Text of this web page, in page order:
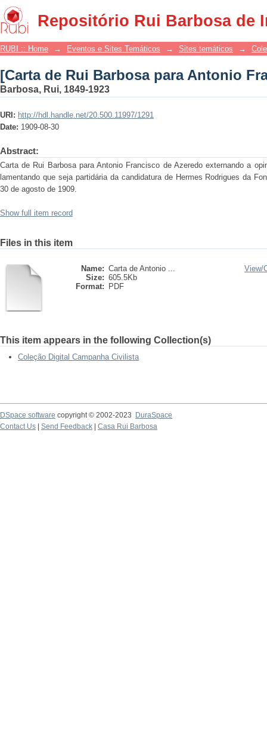
Repositório Rui Barbosa de
[Carta de Rui Barbosa para Antonio
RUBI :: Home → Eventos e Sites Temáticos → Sites temáticos →
[Carta de Rui Barbosa para Antonio
Barbosa, Rui, 1849-1923
URI: http://hdl.handle.net/20.500.11997/1291
Date: 1909-08-30
Abstract:
Carta de Rui Barbosa para Antonio Francisco de Azeredo externando a
lamentando que seja partidária da candidatura de Hermes Rodrigues da
30 de agosto de 1909.
Show full item record
Files in this item
Name: Carta de Antonio ...
Size: 605.5Kb
Format:
PDF
View/
This item appears in the following Collection(s)
Coleção Digital Campanha Civilista
DSpace software copyright © 2002-2023
DuraSpace
Contact Us
Send Feedback Casa Rui Barbosa